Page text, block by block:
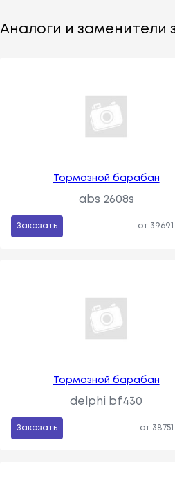
Аналоги и заменители
Тормозной барабан
abs 2608s
Заказать от
Тормозной барабан
delphi bf430
Заказать от